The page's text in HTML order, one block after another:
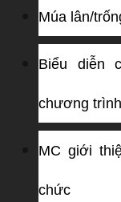
Múa lân/
Biểu diễn c
chương trình
MC giới
chức